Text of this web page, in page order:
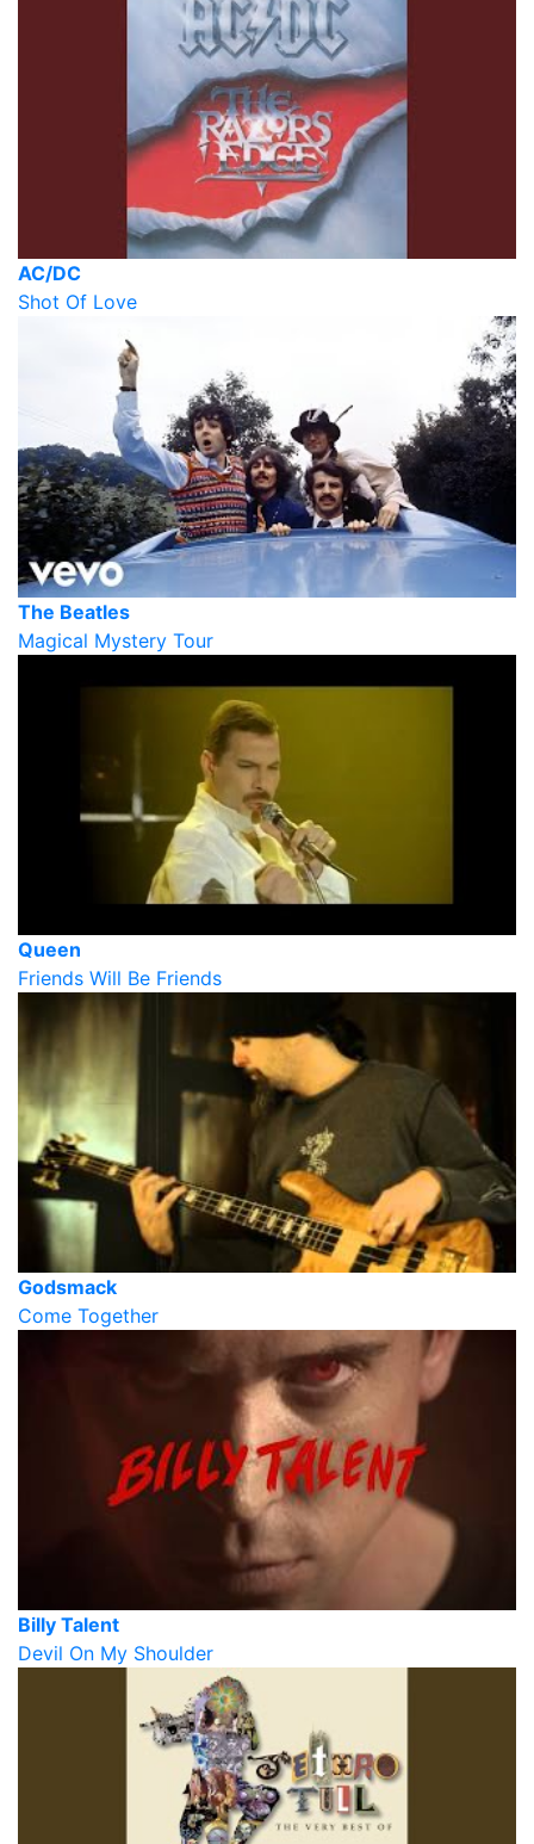
AC/DC
Shot Of Love
The Beatles
Magical Mystery Tour
Queen
Friends Will Be Friends
Godsmack
Come Together
Billy Talent
Devil On My Shoulder